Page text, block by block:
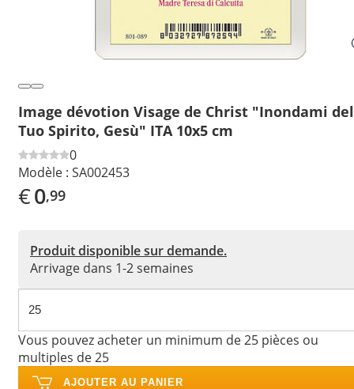
Image dévotion Visage de Christ "Inondami del
Tuo Spirito, Gesù" ITA 10x5 cm
0
Modèle : SA002453
€0,99
Produit disponible sur demande.
Arrivage dans 1-2 semaines
Vous pouvez acheter un minimum de 25 pièces ou
multiples de 25
AJOUTER AU PANIER